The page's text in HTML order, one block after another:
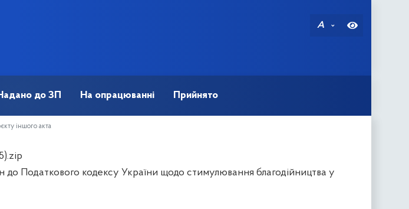
A
до ЗП На опрацюванні Прийнято
іншого акта
до Податкового кодексу України щодо стимулювання благодійництва у